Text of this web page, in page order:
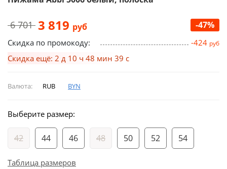
6 701 3 819 руб -47%
Скидка по промокоду: -424 руб
Скидка ещё: 2 д 10 ч 48 мин 38 с
Валюта: RUB BYN
Выберите размер:
42 44 46 48 50 52 54
Таблица размеров